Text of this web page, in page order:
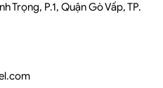
Trọng, P.1, Quận Gò Vấp, TP.